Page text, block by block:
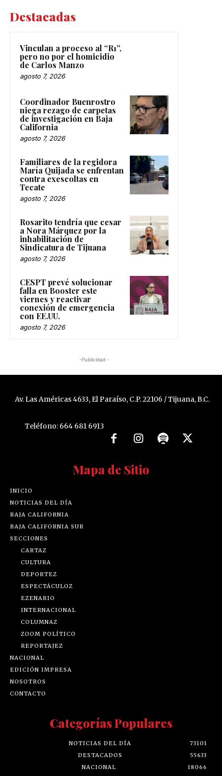
Destacadas
Vinculan a proceso al “R1”,
pero no por el homicidio
de Carlos Manzo
agosto 7, 2026
Coordinador Buenrostro
niega rezago de carpetas
de investigación en Baja
California
agosto 7, 2026
Familiares de la regidora
María Quijada se enfrentan
contra exescoltas en
Tecate
agosto 7, 2026
Rosarito tendría que cesar
a Nora Márquez por la
inhabilitación de
Sindicatura de Tijuana
agosto 7, 2026
CESPT prevé solucionar
falla en Booster este
viernes y reactivar
conexión de emergencia
con EE.UU.
agosto 7, 2026
-Publicidad -
Av. Las Américas 4633, El Paraíso, C.P. 22106 / Tijuana, B.C.
Teléfono: 664 681 6913
Mapa de Sitio
INICIO
NOTICIAS DEL DÍA
BAJA CALIFORNIA
BAJA CALIFORNIA SUR
SECCIONES
CARTAZ
CULTURA
DEPORTEZ
ESPECTÁCULOZ
EZENARIO
INTERNACIONAL
COLUMNAZ
ZOOM POLÍTICO
REPORTAJEZ
NACIONAL
EDICIÓN IMPRESA
NOSOTROS
CONTACTO
Categorías Populares
NOTICIAS DEL DÍA
73101
DESTACADOS
55633
NACIONAL
18066